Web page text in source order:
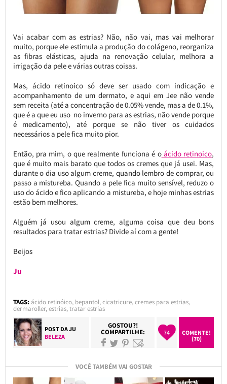
Vai acabar com as estrias? Não, não vai, mas vai melhorar
muito, porque ele estimula a produção do colágeno, reorganiza
as fibras elásticas, ajuda na renovação celular, melhora a
irrigação da pele e várias outras coisas.
Mas, ácido retinoico só deve ser usado com indicação e
acompanhamento de um dermato, e aqui em Jee não vende
sem receita (até a concentração de 0.05% vende, mas a de 0.1%,
que é a que eu uso no inverno para as estrias, não vende porque
é medicamento), até porque se não tiver os cuidados
necessários a pele fica muito pior.
Então, pra mim, o que realmente funciona é oácido retinoico,
que é muito mais barato que todos os cremes que já usei. Mas,
durante o dia uso algum creme, quando lembro de comprar, ou
passo a mistureba. Quando a pele fica muito sensível, reduzo o
uso do ácido e fico aplicando a mistureba, e hoje minhas estrias
estão bem melhores.
Alguém já usou algum creme, alguma coisa que deu bons
resultados para tratar estrias? Divide aí com a gente!
Beijos
Ju
TAGS: ácido retinóico, bepantol,cicatricure,cremes para estrias,
dermaroller,estrias,tratar estrias
POST DAJU
BELEZA
GOSTOU?!
COMPARTILHE: 74
COMENTE!
(70)
VOCÊ TAMBÉM VAI GOSTAR